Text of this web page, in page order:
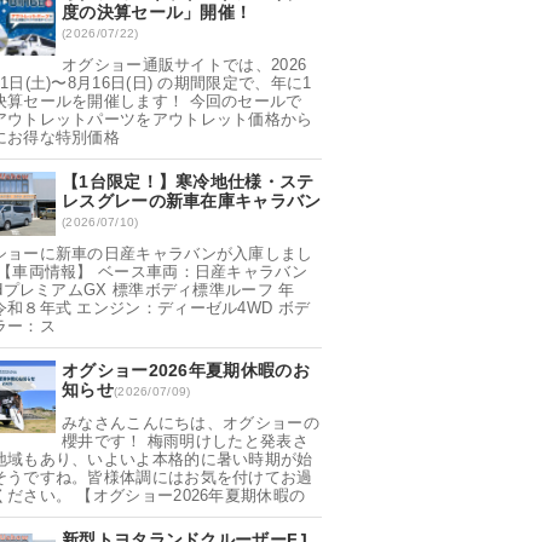
度の決算セール」開催！
(2026/07/22)
オグショー通販サイトでは、2026
日(土)〜8月16日(日) の期間限定で、年に1
算セールを開催します！ 今回のセールで
ウトレットパーツをアウトレット価格から
お得な特別価格
【1台限定！】寒冷地仕様・ステ
レスグレーの新車在庫キャラバン
(2026/07/10)
ョーに新車の日産キャラバンが入庫しまし
車両情報】 ベース車両：日産キャラバン
プレミアムGX 標準ボディ標準ルーフ 年
和８年式 エンジン：ディーゼル4WD ボデ
ー：ス
オグショー2026年夏期休暇のお
知らせ(2026/07/09)
みなさんこんにちは、オグショーの
櫻井です！ 梅雨明けしたと発表さ
域もあり、いよいよ本格的に暑い時期が始
うですね。皆様体調にはお気を付けてお過
ださい。 【オグショー2026年夏期休暇の